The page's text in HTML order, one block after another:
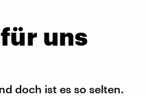
uns
doch ist es so selten.